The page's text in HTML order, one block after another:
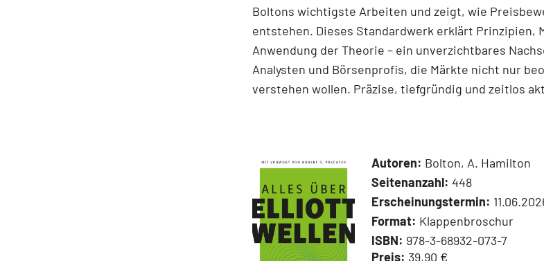
Boltons wichtigste Arbeiten und zeigt, wie
entstehen. Dieses Standardwerk erklärt Prinzipien,
Anwendung der Theorie – ein unverzichtbares
Analysten und Börsenprofis, die Märkte nicht nur
verstehen wollen. Präzise, tiefgründig und zeitlos
Autoren: Bolton, A. Hamilton
Seitenanzahl: 448
Erscheinungstermin:
Format: Klappenbroschur
ISBN: 978-3-68932-073-7
Preis: 39,90 €